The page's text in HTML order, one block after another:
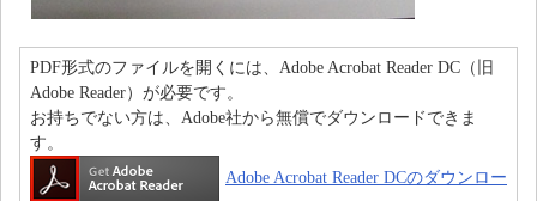
PDF形式のファイルを開くには、Adobe Acrobat Reader DC（旧
Adobe Reader）が必要です。
お持ちでない方は、Adobe社から無償でダウンロードできま
す。
Adobe Acrobat Reader DCのダウンロー